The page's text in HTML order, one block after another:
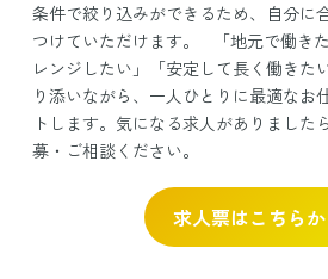
条件で絞り込みができるため、自分に
つけていただけます。 「地元で働き
レンジしたい」「安定して長く働き
り添いながら、一人ひとりに最適なお
トします。気になる求人がありました
募・ご相談ください。
求人票はこちらか